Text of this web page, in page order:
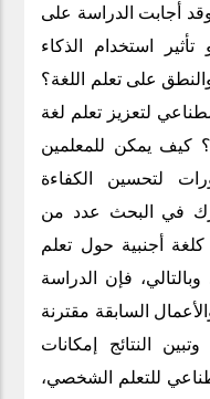
أجابت الدراسة على
استخدام الذكاء
على تعلم اللغة؟
لتعزيز تعلم لغة
كيف يمكن للمعلمين
لتحسين الكفاءة
في البحث عدد من
كلغة أجنبية حول تعلم
وبالتالي، فإن الدراسة
السابقة مقترنة
النتائج إمكانات
للتعلم الشخصي،